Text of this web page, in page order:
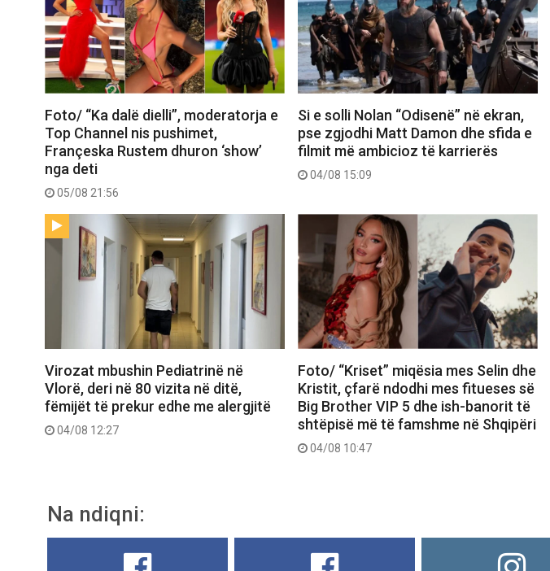
Foto/ “Ka dalë dielli”, moderatorja e
Top Channel nis pushimet,
Françeska Rustem dhuron ‘show’
nga deti
05/08 21:56
Si e solli Nolan “Odisenë” në ekran,
pse zgjodhi Matt Damon dhe sfida e
filmit më ambicioz të karrierës
04/08 15:09
Virozat mbushin Pediatrinë në
Vlorë, deri në 80 vizita në ditë,
fëmijët të prekur edhe me alergjitë
04/08 12:27
Foto/ “Kriset” miqësia mes Selin dhe
Kristit, çfarë ndodhi mes fitueses së
Big Brother VIP 5 dhe ish-banorit të
shtëpisë më të famshme në Shqipëri
04/08 10:47
Na ndiqni: